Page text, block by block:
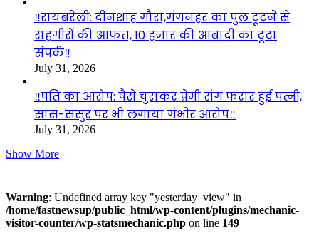
‼️रायबरेली: दीनशाह गौरा,गंगनहर का पुल टूटने से
राहगीरों की आफत, 10 हजार की आबादी का टूटा
संपर्क‼️
July 31, 2026
‼️पति का आरोप: पैसे चुराकर प्रेमी संग फरार हुई पत्नी,
सास-ससुर पर भी लगाया गंभीर आरोप‼️
July 31, 2026
Show More
Warning: Undefined array key "yesterday_view" in
/home/fastnewsup/public_html/wp-content/plugins/mechanic-
visitor-counter/wp-statsmechanic.php on line 149